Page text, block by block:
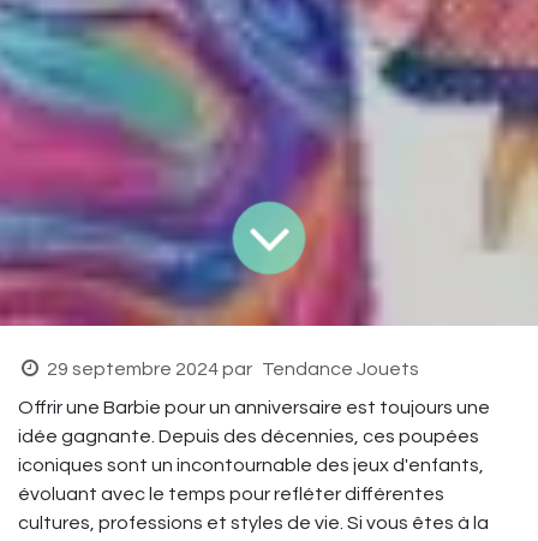
29 septembre 2024 par Tendance Jouets
Offrir une Barbie pour un anniversaire est toujours une
idée gagnante. Depuis des décennies, ces poupées
iconiques sont un incontournable des jeux d'enfants,
évoluant avec le temps pour refléter différentes
cultures, professions et styles de vie. Si vous êtes à la